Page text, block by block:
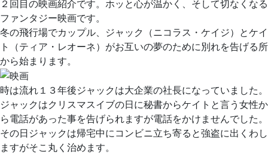
２回目の映画紹介です。ホッと心が温かく、そして切なくなる
ファンタジー映画です。
冬の飛行場でカップル、ジャック（ニコラス・ケイジ）とケイ
ト（ティア・レオーネ）がお互いの夢のために別れを告げる所
から始まります。
時は流れ１３年後ジャックは大企業の社長になっていました。
ジャックはクリスマスイブの日に秘書からケイトと言う女性か
ら電話があった事を告げられますが電話をかけませんでした。
その日ジャックは帰宅中にコンビニ立ち寄ると強盗に出くわし
ますがそこ丸く治めます。